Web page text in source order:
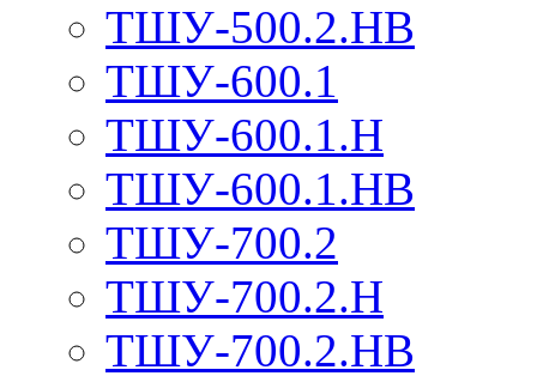
ТШУ-500.2.НВ
ТШУ-600.1
ТШУ-600.1.Н
ТШУ-600.1.НВ
ТШУ-700.2
ТШУ-700.2.Н
ТШУ-700.2.НВ